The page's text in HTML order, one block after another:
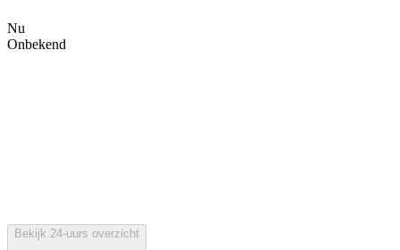
Nu
Onbekend
Bekijk 24-uurs overzicht